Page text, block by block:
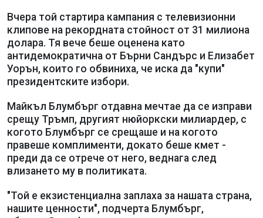
Вчера той стартира кампания с телевизионни
клипове на рекордната стойност от 31 милиона
долара. Тя вече беше оценена като
антидемократична от Бърни Сандърс и Елизабет
Уорън, които го обвиниха, че иска да "купи"
президентските избори.
Майкъл Блумбърг отдавна мечтае да се изправи
срещу Тръмп, другият нюйоркски милиардер, с
когото Блумбърг се срещаше и на когото
правеше комплименти, докато беше кмет -
преди да се отрече от него, веднага след
влизането му в политиката.
"Той е екзистенциална заплаха за нашата страна,
нашите ценности", подчерта Блумбърг,